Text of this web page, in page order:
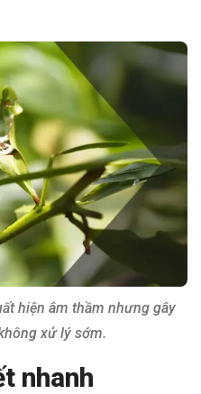
hiện âm thầm nhưng gây
xử lý sớm.
nhanh